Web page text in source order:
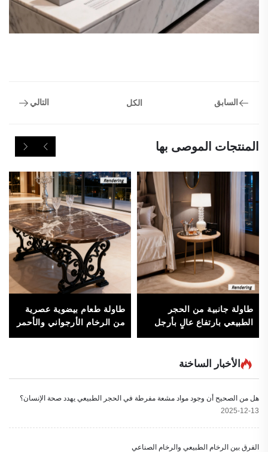
السابق الكل التالي
المنتجات الموصى بها
طاولة جانبية من الحجر
الطبيعي بارتفاع عالٍ بأرجل
50 سم الارتفاع 60 سم) -
طاولة طعام بيضوية عصرية
من الرخام الأرجواني والأحمر
الأخبار الساخنة
هل من الصحيح أن وجود مواد مشعة مفرطة في الحجر الطبيعي يهدد صحة الإنسان؟
2025-12-13
الفرق بين الرخام الطبيعي والرخام الصناعي